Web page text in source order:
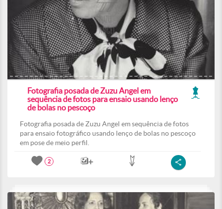
Fotografia posada de Zuzu Angel em
sequência de fotos para ensaio usando lenço
de bolas no pescoço
Fotografia posada de Zuzu Angel em sequência de fotos
para ensaio fotográfico usando lenço de bolas no pescoço
em pose de meio perfil.
2